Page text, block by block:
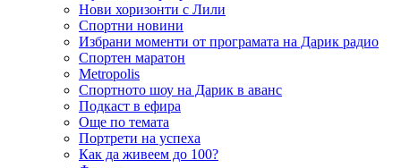
Нови хоризонти с Лили
Спортни новини
Избрани моменти от програмата на Дарик радио
Спортен маратон
Metropolis
Спортното шоу на Дарик в аванс
Подкаст в ефира
Още по темата
Портрети на успеха
Как да живеем до 100?